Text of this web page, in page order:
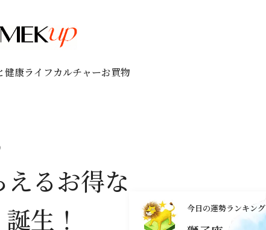
健康ライフカルチャーお買物
るお得な
生！
今日の運勢ランキング